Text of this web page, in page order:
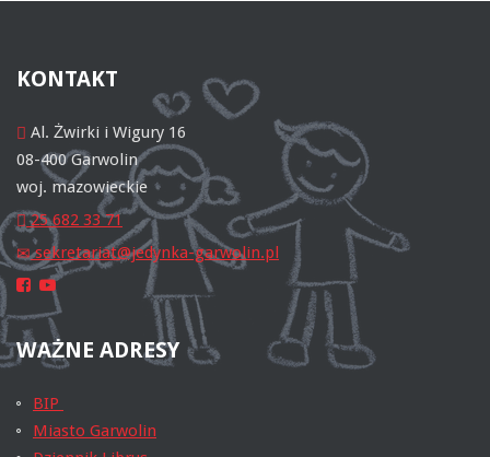
KONTAKT
Al. Żwirki i Wigury 16
08-400 Garwolin
woj. mazowieckie
25 682 33 71
sekretariat@jedynka-garwolin.pl
WAŻNE ADRESY
BIP
Miasto Garwolin